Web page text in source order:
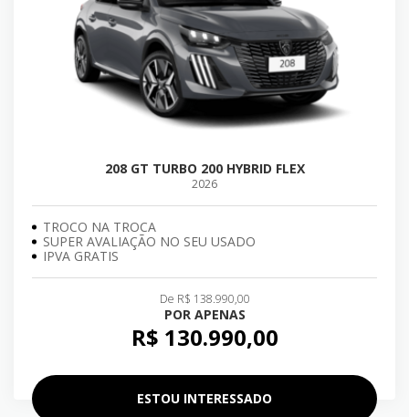
208 GT TURBO 200 HYBRID FLEX
2026
TROCO NA TROCA
SUPER AVALIAÇÃO NO SEU USADO
IPVA GRATIS
De R$ 138.990,00
POR APENAS
R$ 130.990,00
ESTOU INTERESSADO